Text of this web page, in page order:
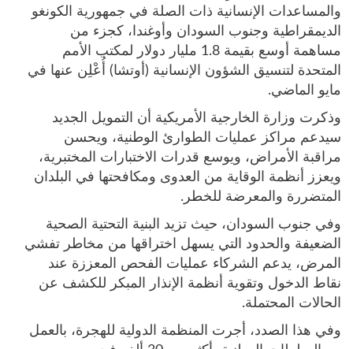
والمساعدات الإنسانية ذات الصلة في جمهورية الكونغو
الديمقراطية وجنوب السودان وأوغندا، كجزء من
مساهمة أوسع بقيمة 1.8 مليار دولار لمكتب الأمم
المتحدة لتنسيق الشؤون الإنسانية (أوتشا) أُعْلِن عنها في
مايو الماضي.
وذكرت وزارة الخارجية الأمريكية أن التمويل الجديد
سيدعم مراكز عمليات الطوارئ الوطنية، ويحسن
مراقبة الأمراض، ويوسع قدرات الاختبارات المختبرية،
ويعزز أنظمة الوقاية من العدوى ومكافحتها في البلدان
المتضررة والمعرضة للخطر.
وفي جنوب السودان، حيث تزيد البنية التحتية الصحية
الضعيفة والحدود التي يسهل اختراقها من مخاطر تفشي
المرض، يدعم الشركاء عمليات الفحص المعززة عند
نقاط الدخول وتقوية أنظمة الإنذار المبكر للكشف عن
الحالات المحتملة.
وفي هذا الصدد، أجرت المنظمة الدولية للهجرة، بالعمل